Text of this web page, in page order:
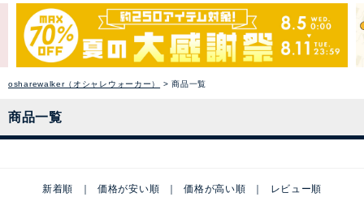
osharewalker（オシャレウォーカー） 商品一覧
商品一覧
新着順 価格が安い順 価格が高い順 レビュー順